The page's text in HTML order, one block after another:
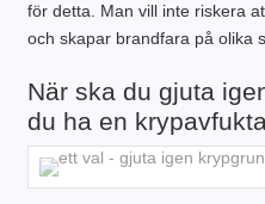
för detta. Man vill inte riskera
och skapar brandfara på olika
När ska du gjuta
du ha en